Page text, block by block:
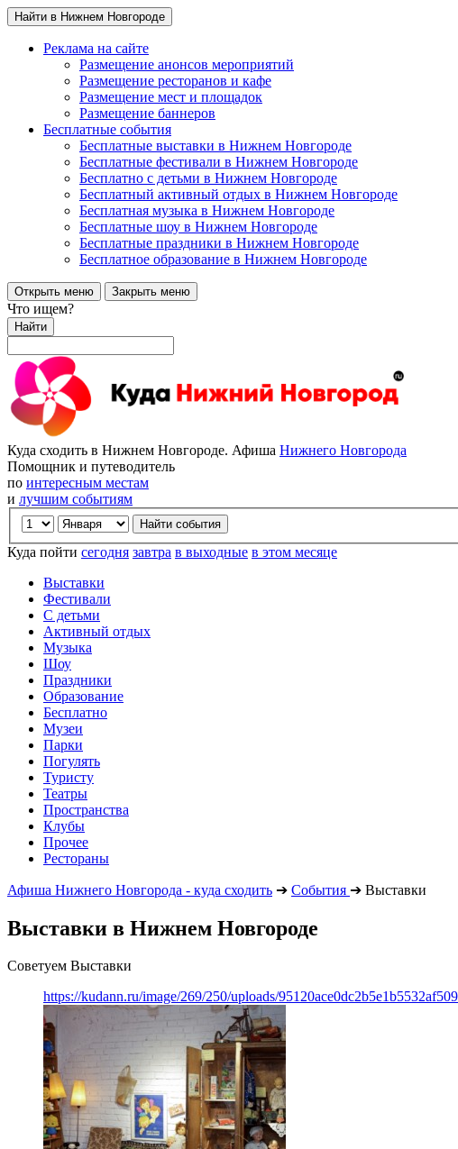
Найти в Нижнем Новгороде
Реклама на сайте
Размещение анонсов мероприятий
Размещение ресторанов и кафе
Размещение мест и площадок
Размещение баннеров
Бесплатные события
Бесплатные выставки в Нижнем Новгороде
Бесплатные фестивали в Нижнем Новгороде
Бесплатно с детьми в Нижнем Новгороде
Бесплатный активный отдых в Нижнем Новгороде
Бесплатная музыка в Нижнем Новгороде
Бесплатные шоу в Нижнем Новгороде
Бесплатные праздники в Нижнем Новгороде
Бесплатное образование в Нижнем Новгороде
Открыть меню Закрыть меню
Что ищем?
Найти
Куда сходить в Нижнем Новгороде. Афиша Нижнего Новгорода
Помощник и путеводитель
по интересным местам
и лучшим событиям
Куда пойти сегодня завтра в выходные в этом месяце
Выставки
Фестивали
С детьми
Активный отдых
Музыка
Шоу
Праздники
Образование
Бесплатно
Музеи
Парки
Погулять
Туристу
Театры
Пространства
Клубы
Прочее
Рестораны
Афиша Нижнего Новгорода - куда сходить ➔ События ➔ Выставки
Выставки в Нижнем Новгороде
Советуем Выставки
https://kudann.ru/image/269/250/uploads/